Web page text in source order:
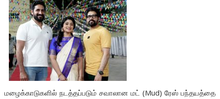
மழைக்காடுகளில் நடத்தப்படும் சவாலான மட் (Mud) ரேஸ் பந்தயத்தை